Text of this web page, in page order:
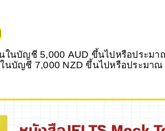
นในบัญชี 5,000 AUD ขึ้นไปหรือประม
ในบัญชี 7,000 NZD ขึ้นไปหรือประมาณ